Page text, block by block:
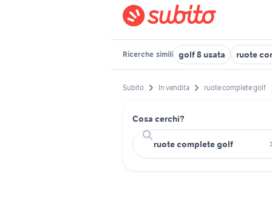
Ricerche simili golf 8 usata ruote
Subito In vendita ruote complete golf
Cosa cerchi?